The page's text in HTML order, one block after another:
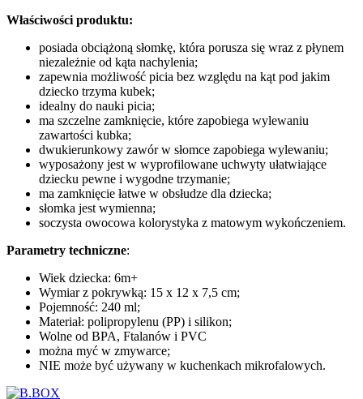
Właściwości produktu:
posiada obciążoną słomkę, która porusza się wraz z płynem
niezależnie od kąta nachylenia;
zapewnia możliwość picia bez względu na kąt pod jakim
dziecko trzyma kubek;
idealny do nauki picia;
ma szczelne zamknięcie, które zapobiega wylewaniu
zawartości kubka;
dwukierunkowy zawór w słomce zapobiega wylewaniu;
wyposażony jest w wyprofilowane uchwyty ułatwiające
dziecku pewne i wygodne trzymanie;
ma zamknięcie łatwe w obsłudze dla dziecka;
słomka jest wymienna;
soczysta owocowa kolorystyka z matowym wykończeniem.
Parametry techniczne:
Wiek dziecka: 6m+
Wymiar z pokrywką: 15 x 12 x 7,5 cm;
Pojemność: 240 ml;
Materiał: polipropylenu (PP) i silikon;
Wolne od BPA, Ftalanów i PVC
można myć w zmywarce;
NIE może być używany w kuchenkach mikrofalowych.